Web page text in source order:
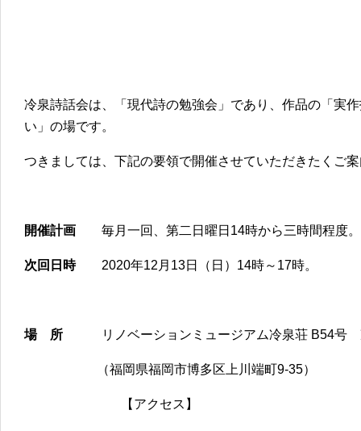
冷泉詩話会は、「現代詩の勉強会」であり、作品の「実
い」の場です。
つきましては、下記の要領で開催させていただきたくご
開催計画 毎月一回、第二日曜日14時から三時間程度。
次回日時2020年12月13日（日）14時～17時。
場 所 リノベーションミュージアム冷泉荘 B54号
（福岡県福岡市博多区上川端町9-35）
【アクセス】